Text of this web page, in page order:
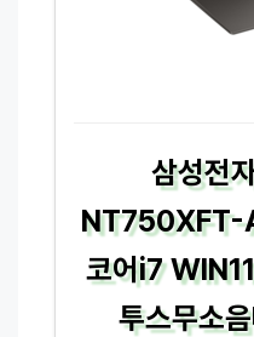
삼성전
NT750XFT-
코어i7
투스무소